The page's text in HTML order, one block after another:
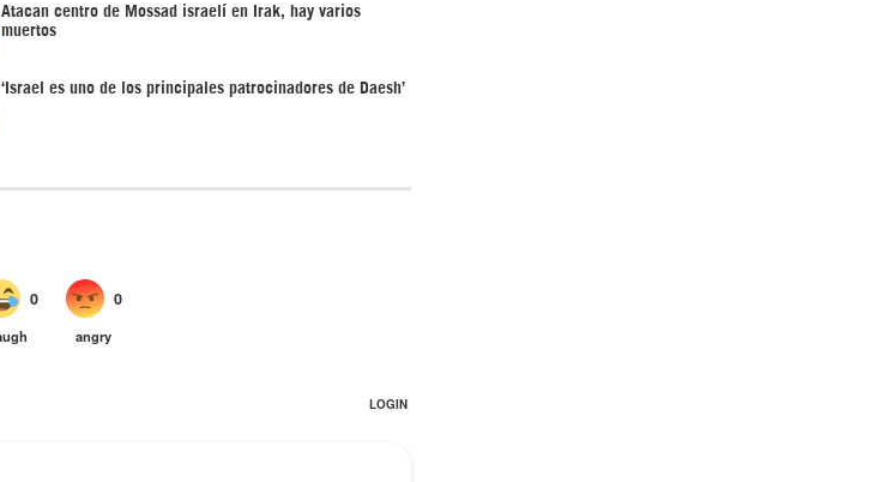
Atacan centro de Mossad israelí en Irak, hay varios
muertos
‘Israel es uno de los principales patrocinadores de Daesh’